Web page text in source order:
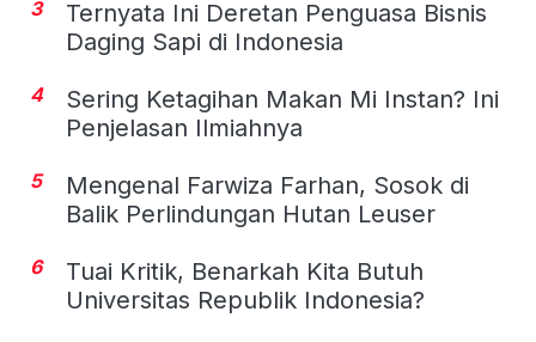
3
Ternyata Ini Deretan Penguasa Bisnis
Daging Sapi di Indonesia
4
Sering Ketagihan Makan Mi Instan? Ini
Penjelasan Ilmiahnya
5
Mengenal Farwiza Farhan, Sosok di
Balik Perlindungan Hutan Leuser
6
Tuai Kritik, Benarkah Kita Butuh
Universitas Republik Indonesia?